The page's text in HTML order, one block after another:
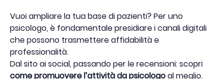
Vuoi ampliare la tua base di pazienti? Per uno
psicologo, è fondamentale presidiare i canali digitali
che possono trasmettere affidabilità e
professionalità.
Dal sito ai social, passando per le recensioni: scopri
come promuovere l’attività da psicologoal meglio.